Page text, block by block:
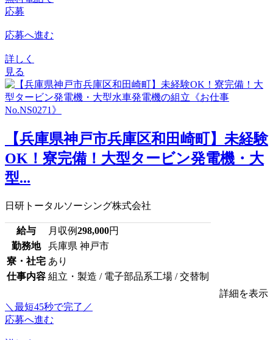
応募
応募へ進む
詳しく
見る
【兵庫県神戸市兵庫区和田崎町】未経験
OK！寮完備！大型タービン発電機・大
型...
日研トータルソーシング株式会社
給与 月収例298,000円
勤務地
兵庫県 神戸市
寮・社宅 あり
仕事内容 組立・製造 / 電子部品系工場 / 交替制
詳細を表示
＼最短45秒で完了／
応募へ進む